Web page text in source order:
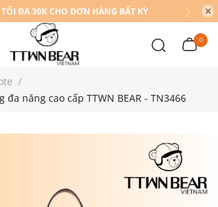
TỐI ĐA 30K CHO ĐƠN HÀNG BẤT KỲ
0
/
năng cao cấp TTWN BEAR - TN3466